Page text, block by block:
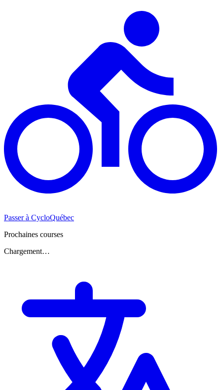
Passer à CycloQuébec
Prochaines courses
Chargement…